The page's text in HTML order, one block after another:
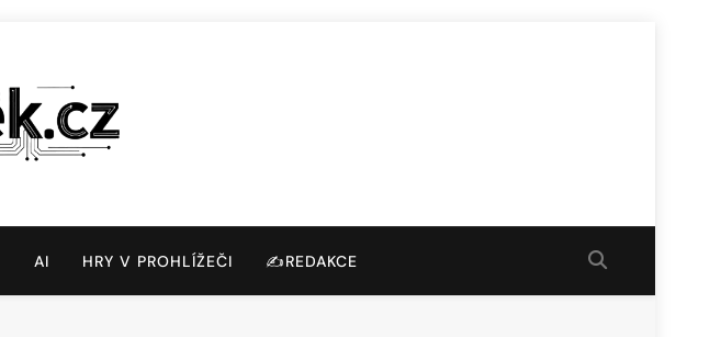
AI HRY V PROHLÍŽEČI ✍️REDAKCE